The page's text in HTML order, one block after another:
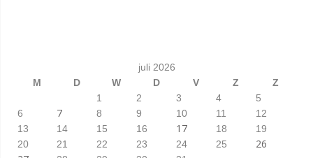
juli 2026
M
D W D V Z
Z
1
2 3 4
5
6
7 8 9 10 11
12
13
14 15 16 17 18
19
20
21 22 23 24 25
26